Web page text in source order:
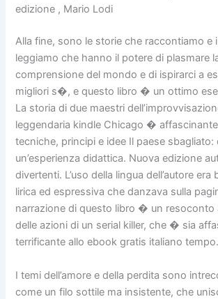
edizione , Mario Lodi
Alla fine, sono le storie che raccontiamo e
leggiamo che hanno il potere di plasmare
comprensione del mondo e di ispirarci a
migliori s�, e questo libro � un ottimo
La storia di due maestri
leggendaria kindle Chicago �
tecniche, principi e idee Il paese sbagliato:
un’esperienza didattica. Nuova edizione
divertenti. L’uso della lingua dell’autore era
lirica ed espressiva che danzava sulla
narrazione di questo libro � un resoconto
delle azioni di un serial killer, che � sia
terrificante allo ebook gratis italiano
I temi dell’amore e della perdita sono
come un filo sottile ma insistente, che